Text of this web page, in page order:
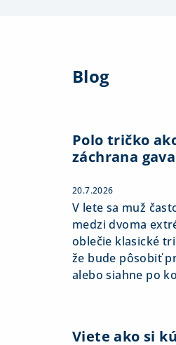
Blog
Polo tričko
záchrana
20.7.2026
V lete sa muž
medzi dvoma
oblečie klasické
že bude pôsobiť
alebo siahne po
Viete ako si